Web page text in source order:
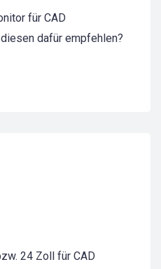
für CAD
dafür empfehlen?
24 Zoll für CAD